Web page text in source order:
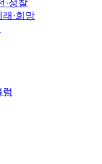
·성찰
·희망
럼